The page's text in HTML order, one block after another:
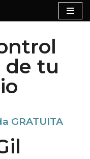
de tu
GRATUITA